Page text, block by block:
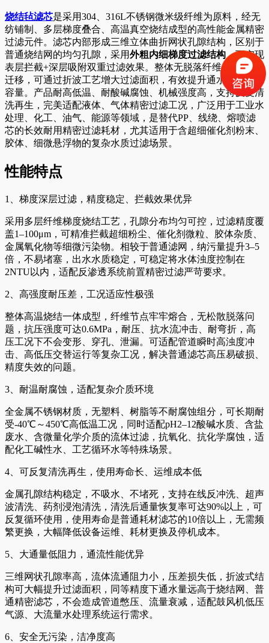
烧结毡滤芯是采用304、316L不锈钢微米级纤维为原料，经无
纺铺制、多层梯度叠合、高温真空烧结成型的高性能金属精密
过滤元件。滤芯内部形成三维立体曲折网状孔隙结构，区别于
普通烧结网的均匀孔隙，采用外粗内细梯度过滤结构，可实现
表层拦截+深层吸附双重过滤效果。整体无脱落纤维、无介质
迁移，可通过折波工艺增大过滤面积，有效提升通水量与纳污
容量。产品耐高低温、耐酸碱腐蚀、机械强度高，支持反复清
洗再生，完美适配液体、气体精密过滤工况，广泛用于工业水
处理、化工、油气、能源等领域，是替代PP、线绕、熔喷滤
芯的长效耐用精密过滤耗材，尤其适用于含超细催化剂粉末、
胶体、细微悬浮物的复杂水质过滤场景。
性能特点
1、梯度深层过滤，精度稳定、拦截效果优异
采用多层纤维梯度烧结工艺，孔隙分布均匀可控，过滤精度覆
盖1–100μm，可精准拦截超细粉尘、催化剂微粒、胶体杂质、
金属氧化物等细微污染物。相较于普通滤网，纳污量提升3–5
倍，不易堵塞，出水水质稳定，可稳定将水体浊度控制在
2NTU以内，适配反渗透系统前置精密过滤严苛要求。
2、高强度耐压差，工况适应性极强
整体高温烧结一体成型，纤维节点牢牢熔合，无松散脱落问
题，抗压强度可达0.6MPa，耐压、抗水流冲击、耐弯折，高
压工况下不会变形、穿孔、泄漏。可适配管道瞬时高浊度冲
击、高低压交替运行等复杂工况，解决普通滤芯高压易破损、
精度失效的问题。
3、耐温耐腐蚀，适配复杂介质环境
全金属不锈钢材质，无塑料、树脂等不耐腐蚀组分，可长期耐
受-40℃～450℃高低温工况，同时适配pH2–12酸碱水质、含盐
废水、含微量化学介质的流体过滤，抗氧化、抗化学腐蚀，适
配化工碱性水、工艺循环水等特殊场景。
4、可反复清洗再生，使用寿命长、运维成本低
金属孔隙结构稳定，不吸水、不堵死，支持在线反冲洗、超声
波清洗、药剂浸泡清洗，清洗后通量恢复率可达90%以上，可
反复循环使用，使用寿命是普通耗材滤芯的10倍以上，无需频
繁更换，大幅降低设备运维、耗材更换及停机成本。
5、大通量低阻力，通流性能优异
三维网状孔隙率高，流体流通阻力小，压差损失低，折波式结
构可大幅提升过滤面积，同等精度下通水量远高于烧结网、普
通精密滤芯，不会造成管道憋压、流量衰减，适配鼓风机低压
气源、大流量水处理系统运行需求。
6、安全无污染，洁净度高